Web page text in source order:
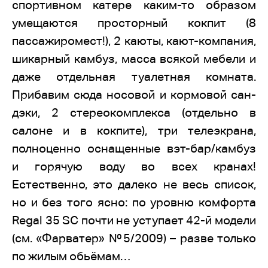
спортивном катере каким-то образом
умещаются просторный кокпит (8
пассажиромест!), 2 каюты, кают-компания,
шикарный камбуз, масса всякой мебели и
даже отдельная туалетная комната.
Прибавим сюда носовой и кормовой сан-
дэки, 2 стереокомплекса (отдельно в
салоне и в кокпите), три телеэкрана,
полноценно оснащенные вэт-бар/камбуз
и горячую воду во всех кранах!
Естественно, это далеко не весь список,
но и без того ясно: по уровню комфорта
Regal 35 SC почти не уступает 42-й модели
(см. «Фарватер» №5/2009) – разве только
по жилым обьёмам…